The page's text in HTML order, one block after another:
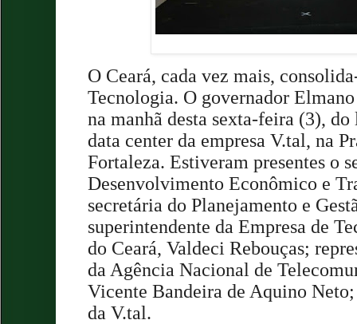
O Ceará, cada vez mais,
Tecnologia. O governador
na manhã desta sexta-feira (3),
data center da empresa V.tal, na
Fortaleza. Estiveram presentes o
Desenvolvimento Econômico e
secretária do Planejamento e
superintendente da Empresa de
do Ceará, Valdeci Rebouças;
da Agência Nacional de
Vicente Bandeira de Aquino
da V.tal.